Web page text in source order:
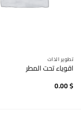
تطوير الذات
اقوياء تحت المطر
0.00$